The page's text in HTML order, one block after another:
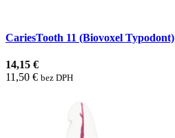
CariesTooth 11 (Biovoxel Typodont)
14,15 €
11,50 € bez DPH